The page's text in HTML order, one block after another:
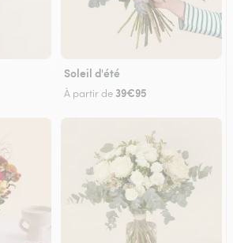
Soleil d'été
À partir de 39€95